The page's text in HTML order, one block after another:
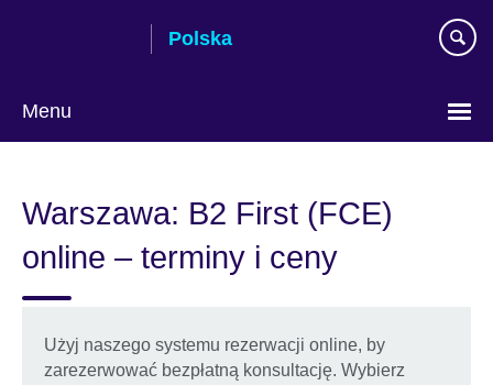
Polska
Menu
Warszawa: B2 First (FCE)
online – terminy i ceny
Użyj naszego systemu rezerwacji online, by
zarezerwować bezpłatną konsultację. Wybierz